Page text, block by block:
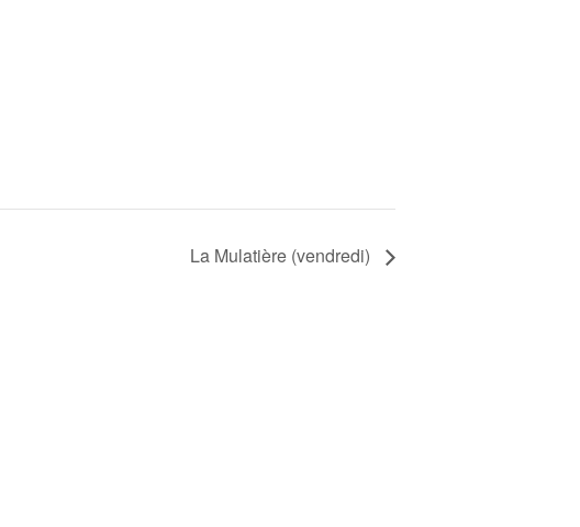
La Mulatière (vendredi)